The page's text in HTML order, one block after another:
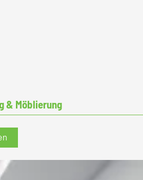
& Möblierung